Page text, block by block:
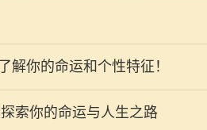
解你的命运和个性特征！
索你的命运与人生之路